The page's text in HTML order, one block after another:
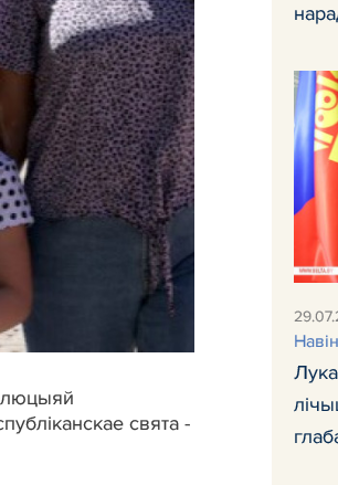
свята -